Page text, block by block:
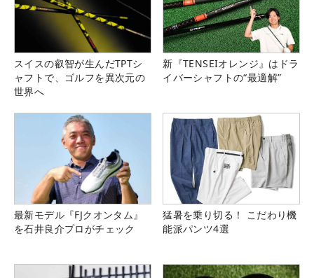
スイスの叡智が生んだTPTシ
ャフトで、ゴルフを異次元の
世界へ
新『TENSEIオレンジ』はドラ
イバーシャフトの“最適解”
最新モデル『FJクオンタム』
を石井良介プロがチェック
猛暑を乗り切る！ こだわり機
能派パンツ4選